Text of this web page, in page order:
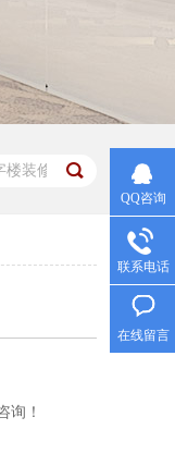
询！
QQ咨询
联系电话
在线留言